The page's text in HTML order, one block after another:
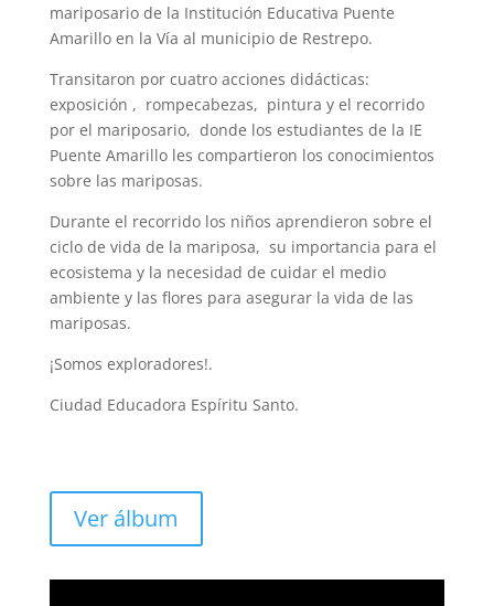
mariposario de la Institución Educativa Puente
Amarillo en la Vía al municipio de Restrepo.
Transitaron por cuatro acciones didácticas:
exposición , rompecabezas, pintura y el recorrido
por el mariposario, donde los estudiantes de la IE
Puente Amarillo les compartieron los conocimientos
sobre las mariposas.
Durante el recorrido los niños aprendieron sobre el
ciclo de vida de la mariposa, su importancia para el
ecosistema y la necesidad de cuidar el medio
ambiente y las flores para asegurar la vida de las
mariposas.
¡Somos exploradores!.
Ciudad Educadora Espíritu Santo.
Ver álbum